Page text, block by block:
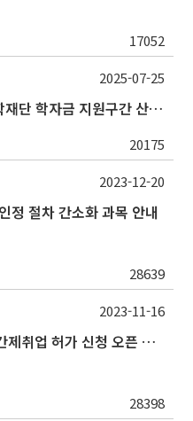
17052
[장학금 신청자 필독] 한국장학재단 학자금 지원구간 산정 권고
20175
2025-07-25
정 절차 간소화 과목 안내
28639
2023-12-20
학생정보시스템 내 유학생 시간제취업 허가 신청 오픈 안내
28398
2023-11-16